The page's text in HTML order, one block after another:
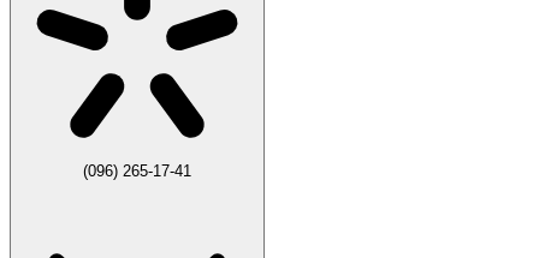
(096) 265-17-41